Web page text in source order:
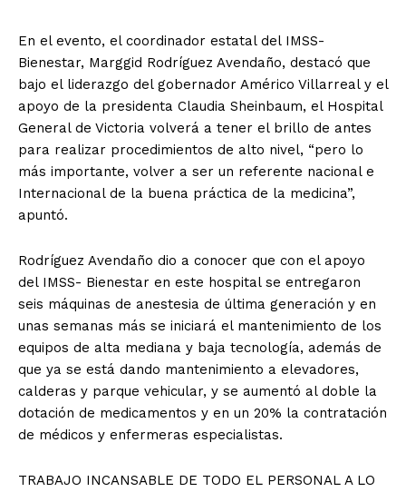
En el evento, el coordinador estatal del IMSS-
Bienestar, Marggid Rodríguez Avendaño, destacó que
bajo el liderazgo del gobernador Américo Villarreal y el
apoyo de la presidenta Claudia Sheinbaum, el Hospital
General de Victoria volverá a tener el brillo de antes
para realizar procedimientos de alto nivel, “pero lo
más importante, volver a ser un referente nacional e
Internacional de la buena práctica de la medicina”,
apuntó.
Rodríguez Avendaño dio a conocer que con el apoyo
del IMSS- Bienestar en este hospital se entregaron
seis máquinas de anestesia de última generación y en
unas semanas más se iniciará el mantenimiento de los
equipos de alta mediana y baja tecnología, además de
que ya se está dando mantenimiento a elevadores,
calderas y parque vehicular, y se aumentó al doble la
dotación de medicamentos y en un 20% la contratación
de médicos y enfermeras especialistas.
TRABAJO INCANSABLE DE TODO EL PERSONAL A LO